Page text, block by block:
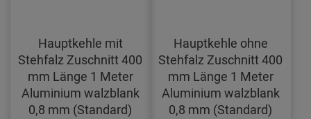
Hauptkehle mit
Stehfalz Zuschnitt 400
mm Länge 1 Meter
Aluminium walzblank
0,8 mm (Standard)
Hauptkehle ohne
Stehfalz Zuschnitt 400
mm Länge 1 Meter
Aluminium walzblank
0,8 mm (Standard)